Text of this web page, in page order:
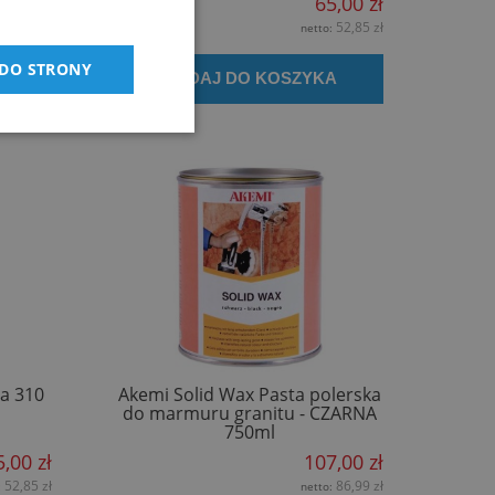
netto: 52,85 zł
DODAJ DO KOSZYKA
310
zł
52,85 zł
Akemi Solid Wax Pasta polerska
do marmuru granitu - CZARNA
750ml
107,00 zł
netto: 86,99 zł
STRONY